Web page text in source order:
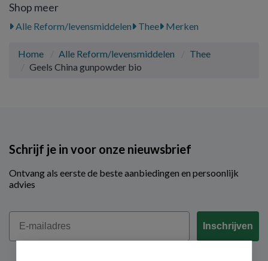
Shop meer
Alle Reform/levensmiddelen Thee Merken
Home Alle Reform/levensmiddelen
Thee
Geels China gunpowder bio
Schrijf je in voor onze nieuwsbrief
Ontvang als eerste de beste aanbiedingen en persoonlijk
advies
Email
Inschrijven